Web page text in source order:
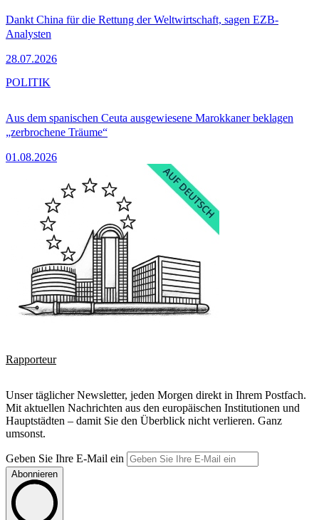
Dankt China für die Rettung der Weltwirtschaft, sagen EZB-
Analysten
28.07.2026
Aus dem spanischen Ceuta ausgewiesene Marokkaner beklagen
„zerbrochene Träume“
01.08.2026
POLITIK
Rapporteur
Unser täglicher Newsletter, jeden Morgen direkt in Ihrem Postfach.
Mit aktuellen Nachrichten aus den europäischen Institutionen und
Hauptstädten – damit Sie den Überblick nicht verlieren. Ganz
umsonst.
Geben Sie Ihre E-Mail ein
Abonnieren